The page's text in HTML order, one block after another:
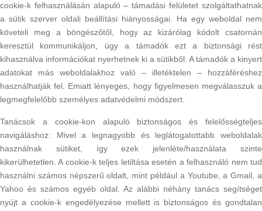
cookie-k felhasználásán alapuló – támadási felületet szolgáltathatnak
a sütik szerver oldali beállítási hiányosságai. Ha egy weboldal nem
követeli meg a böngészőtől, hogy az kizárólag kódolt csatornán
keresztül kommunikáljon, úgy a támadók ezt a biztonsági rést
kihasználva információkat nyerhetnek ki a sütikből. A támadók a kinyert
adatokat más weboldalakhoz való – illetéktelen – hozzáféréshez
használhatják fel. Emiatt lényeges, hogy figyelmesen megválasszuk a
legmegfelelőbb személyes adatvédelmi módszert.
Tanácsok a cookie-kon alapuló biztonságos és felelősségteljes
navigáláshoz: Mivel a legnagyobb és leglátogatottabb weboldalak
használnak sütiket, így ezek jelenléte/használata szinte
kikerülhetetlen. A cookie-k teljes letiltása esetén a felhasználó nem tud
használni számos népszerű oldalt, mint például a Youtube, a Gmail, a
Yahoo és számos egyéb oldal. Az alábbi néhány tanács segítséget
nyújt a cookie-k engedélyezése mellett is biztonságos és gondtalan